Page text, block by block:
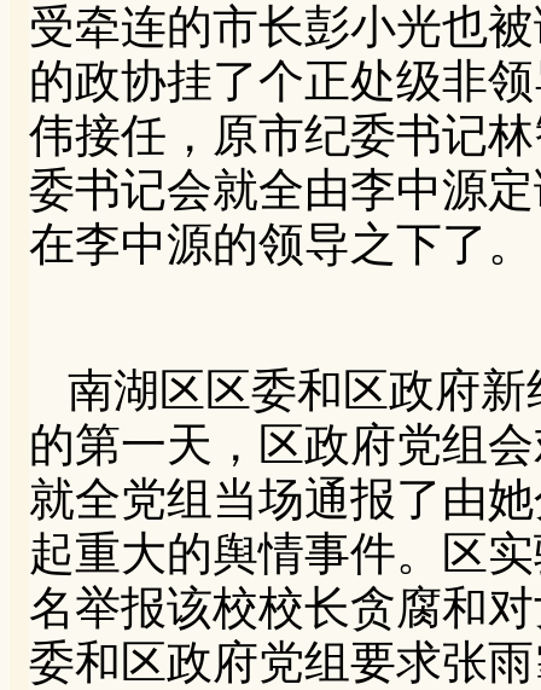
受牵连的市长彭小光也
的政协挂了个正处级非
伟接任，原市纪委书记
委书记会就全由李中源
在李中源的领导之下了。
南湖区区委和区政府
的第一天，区政府党组
就全党组当场通报了由
起重大的舆情事件。区
名举报该校校长贪腐和
委和区政府党组要求张